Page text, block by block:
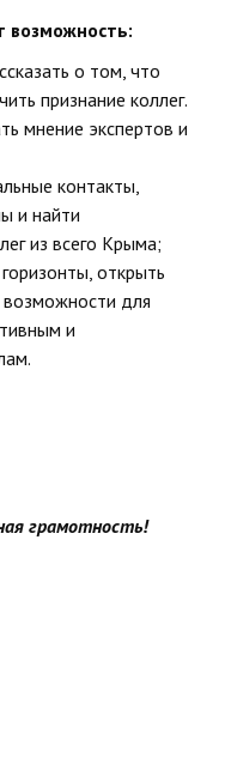
возможность:
о том, что
признание коллег.
мнение экспертов и
контакты,
и найти
из всего Крыма;
открыть
возможности для
и
грамотность!